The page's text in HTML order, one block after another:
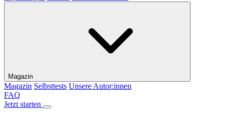
Magazin
Magazin Selbsttests Unsere Autor:innen
FAQ
Jetzt starten